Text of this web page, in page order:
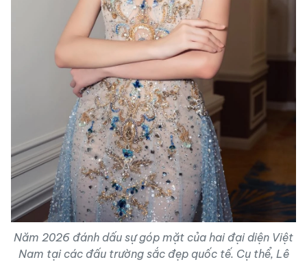
Năm 2026 đánh dấu sự góp mặt của hai đại diện Việt
Nam tại các đấu trường sắc đẹp quốc tế. Cụ thể, Lê